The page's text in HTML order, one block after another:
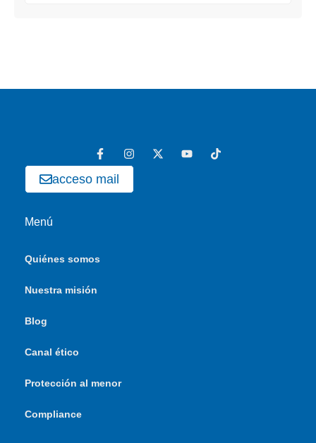
acceso mail
Menú
Quiénes somos
Nuestra misión
Blog
Canal ético
Protección al menor
Compliance